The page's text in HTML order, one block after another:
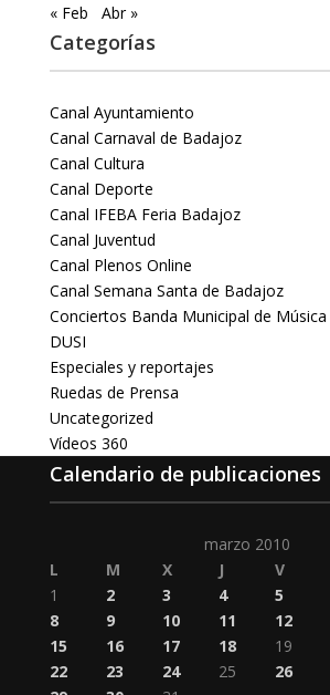
« Feb
Abr »
Categorías
Canal Ayuntamiento
Canal Carnaval de Badajoz
Canal Cultura
Canal Deporte
Canal IFEBA Feria Badajoz
Canal Juventud
Canal Plenos Online
Canal Semana Santa de Badajoz
Conciertos Banda Municipal de
DUSI
Especiales y reportajes
Ruedas de Prensa
Uncategorized
Vídeos 360
Calendario de publicaciones
marzo 2010
L
M X J V
1
2 3 4 5
8
9 10 11 12
15
16 17 18 19
22
23 24 25 26